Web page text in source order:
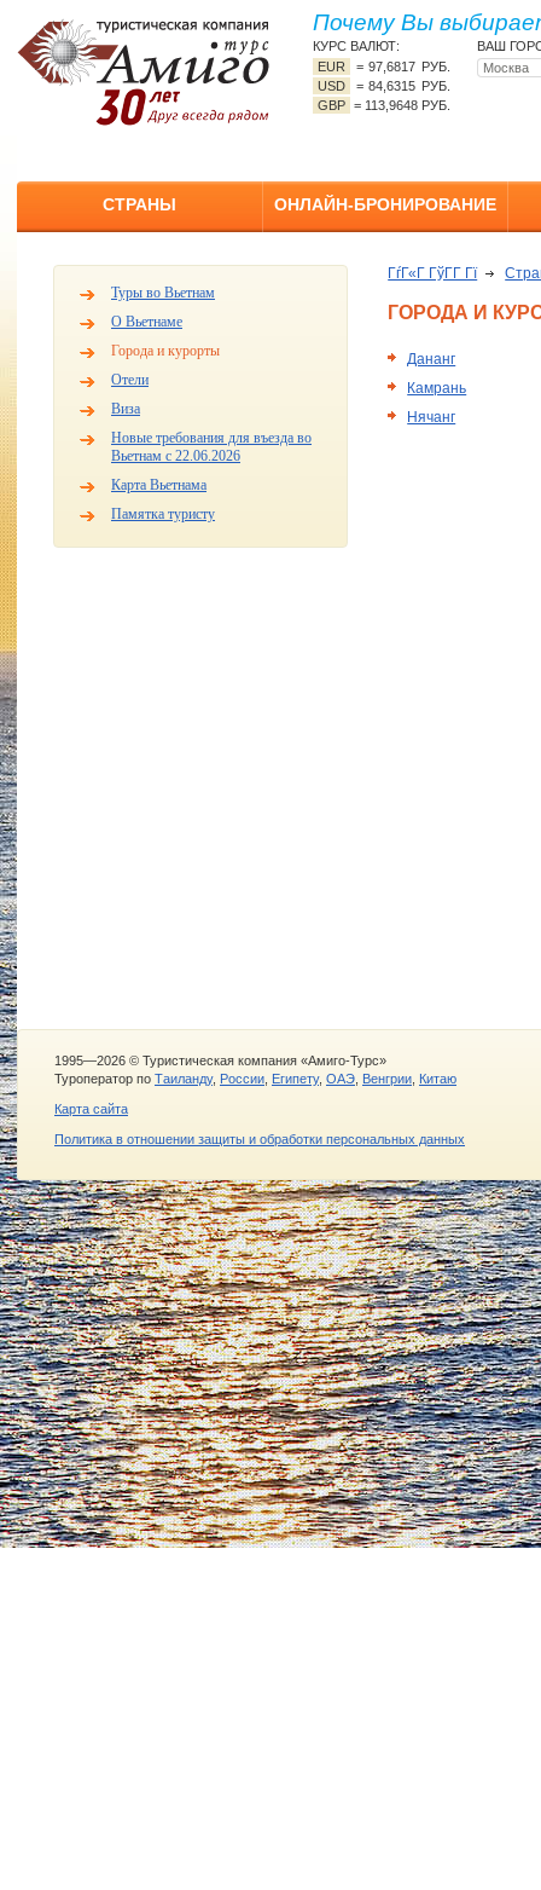
Почему Вы
КУРС ВАЛЮТ:
EUR
=97,6817 РУБ.
USD
=84,6315 РУБ.
GBP = 113,9648 РУБ.
ВАШ
СТРАНЫ ОНЛАЙН-БРОНИРОВАНИЕ
Туры во Вьетнам
О Вьетнаме
Города и курорты
Отели
Виза
Новые требования для въезда во
Вьетнам с 22.06.2026
Карта Вьетнама
Памятка туристу
ГѓГ«Г ГўГ­Г Гї
ГОРОДА И
Дананг
Камрань
Нячанг
1995—2026 © Туристическая компания «Амиго-Турс»
Туроператор по Таиланду, России Египету, ОАЭ Венгрии Китаю
Карта сайта
Политика в отношении защиты и обработки персональных данных